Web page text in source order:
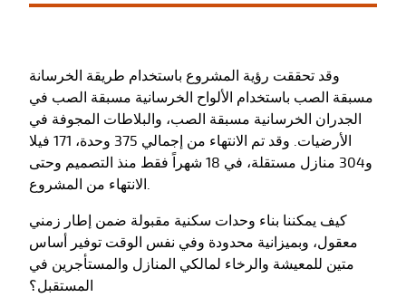
وقد تحققت رؤية المشروع باستخدام طريقة الخرسانة
مسبقة الصب باستخدام الألواح الخرسانية مسبقة الصب في
الجدران الخرسانية مسبقة الصب، والبلاطات المجوفة في
الأرضيات. وقد تم الانتهاء من إجمالي 375 وحدة، 171 فيلا
و304 منازل مستقلة، في 18 شهراً فقط منذ التصميم وحتى
الانتهاء من المشروع.
كيف يمكننا بناء وحدات سكنية مقبولة ضمن إطار زمني
معقول، وبميزانية محدودة وفي نفس الوقت توفير أساس
متين للمعيشة والرخاء لمالكي المنازل والمستأجرين في
المستقبل؟